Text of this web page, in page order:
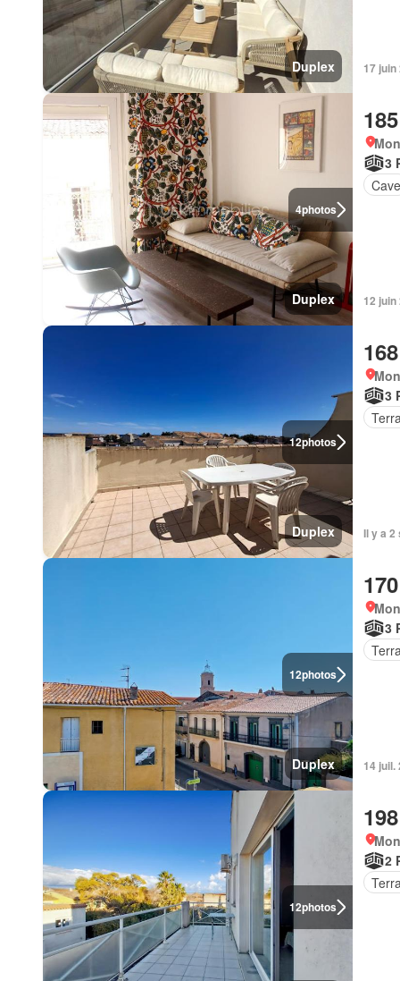
Duplex 17
4photos
Duplex
3
Cave
12
12photos
Duplex
3
Il y a 2
12photos
Duplex
3
14 juil.
12photos
2